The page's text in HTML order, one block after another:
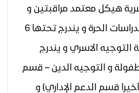
هيكل معتمد مراقبتين و
قسمين (مراقبة الدراسات الحرة و يندرج تحتها 6
التوجيه الاسري و يندرج
و التوجيه الدين – قسم
قسم الدعم الإداري) و